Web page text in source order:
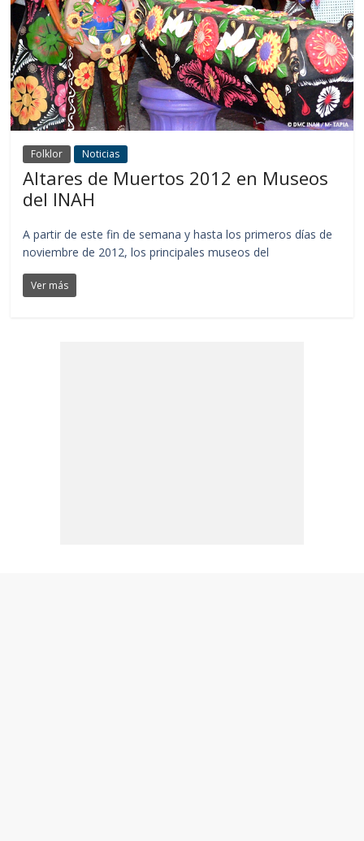
Folklor Noticias
Altares de Muertos 2012 en Museos
del INAH
A partir de este fin de semana y hasta los primeros días de
noviembre de 2012, los principales museos del
Ver más